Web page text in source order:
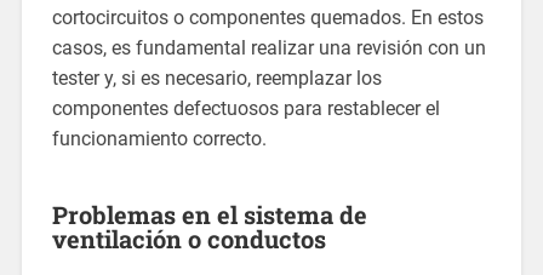
cortocircuitos o componentes quemados. En estos
casos, es fundamental realizar una revisión con un
tester y, si es necesario, reemplazar los
componentes defectuosos para restablecer el
funcionamiento correcto.
Problemas en el sistema de
ventilación o conductos